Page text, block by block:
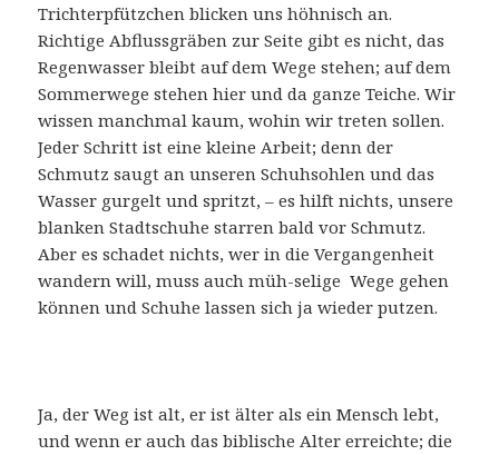
Trichterpfützchen blicken uns höhnisch an.
Richtige Abflussgräben zur Seite gibt es nicht, das
Regenwasser bleibt auf dem Wege stehen; auf dem
Sommerwege stehen hier und da ganze Teiche. Wir
wissen manchmal kaum, wohin wir treten sollen.
Jeder Schritt ist eine kleine Arbeit; denn der
Schmutz saugt an unseren Schuhsohlen und das
Wasser gurgelt und spritzt, – es hilft nichts, unsere
blanken Stadtschuhe starren bald vor Schmutz.
Aber es schadet nichts, wer in die Vergangenheit
wandern will, muss auch müh-selige Wege gehen
können und Schuhe lassen sich ja wieder putzen.
Ja, der Weg ist alt, er ist älter als ein Mensch lebt,
und wenn er auch das biblische Alter erreichte; die